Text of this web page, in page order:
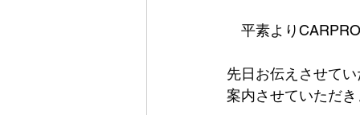
平素より
先日お伝えさせて
案内させていただ